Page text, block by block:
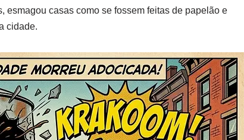
esmagou casas como se fossem feitas de papelão e
cidade.